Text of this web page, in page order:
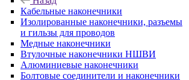
Кабельные наконечники
Изолированные наконечники, разъемы
и гильзы для проводов
Медные наконечники
Втулочные наконечники НШВИ
Алюминиевые наконечники
Болтовые соединители и наконечники